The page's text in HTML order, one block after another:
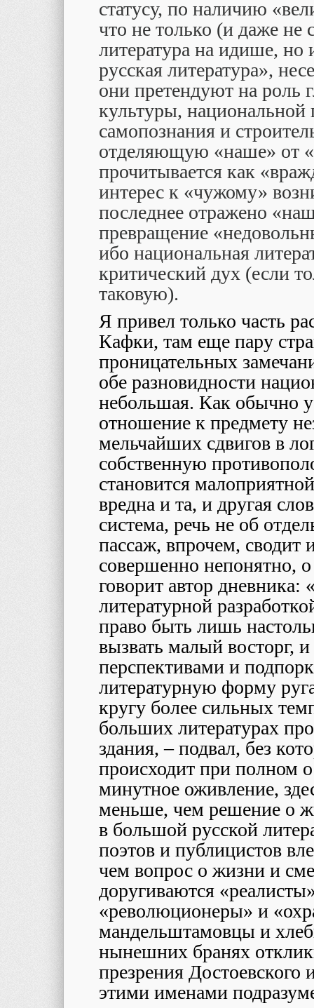
статусу, по наличию
что не только (и даже не
литература на идише, но
русская литература»,
они претендуют на роль
культуры, национальной
самопознания и
отделяющую «наше» от
прочитывается как
интерес к «чужому»
последнее отражено
превращение
ибо национальная
критический дух (если
таковую).
Я привел только часть
Кафки, там еще пару
проницательных
обе разновидности
небольшая. Как обычно
отношение к предмету
мельчайших сдвигов в
собственную
становится
вредна и та, и другая
система, речь не об
пассаж, впрочем, сводит
совершенно непонятно,
говорит автор
литературной
право быть лишь
вызвать малый восторг,
перспективами и
литературную форму
кругу более сильных
больших литературах
здания, – подвал, без
происходит при полном
минутное оживление,
меньше, чем решение о
в большой русской
поэтов и публицистов
чем вопрос о жизни и
доругиваются
«революционеры» и
мандельштамовцы и
нынешних бранях
презрения Достоевского
этими именами